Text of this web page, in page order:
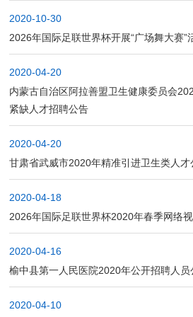
疗2020-10-30
2026年国际足联世界杯开展“广场舞大赛”
2020-04-20
内蒙古自治区阿拉善盟卫生健康委员会
紧缺人才招聘公告
2020-04-20
甘肃省武威市2020年精准引进卫生类人才
2020-04-18
2026年国际足联世界杯2020年春季网络
2020-04-16
榆中县第一人民医院2020年公开招聘人员
2020-04-10